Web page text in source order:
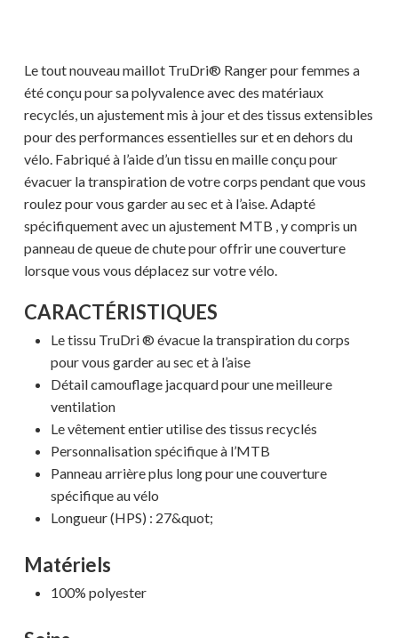
Le tout nouveau maillot TruDri® Ranger pour femmes a
été conçu pour sa polyvalence avec des matériaux
recyclés, un ajustement mis à jour et des tissus extensibles
pour des performances essentielles sur et en dehors du
vélo. Fabriqué à l’aide d’un tissu en maille conçu pour
évacuer la transpiration de votre corps pendant que vous
roulez pour vous garder au sec et à l’aise. Adapté
spécifiquement avec un ajustement MTB , y compris un
panneau de queue de chute pour offrir une couverture
lorsque vous vous déplacez sur votre vélo.
CARACTÉRISTIQUES
Le tissu TruDri ® évacue la transpiration du corps
pour vous garder au sec et à l’aise
Détail camouflage jacquard pour une meilleure
ventilation
Le vêtement entier utilise des tissus recyclés
Personnalisation spécifique à l’MTB
Panneau arrière plus long pour une couverture
spécifique au vélo
Longueur (HPS) : 27&quot;
Matériels
100% polyester